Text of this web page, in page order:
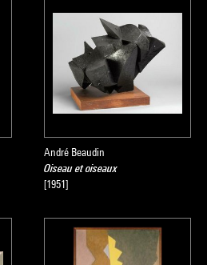
André Beaudin
Oiseau et oiseaux
[1951]